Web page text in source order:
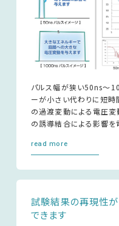
パルス幅が狭い50ns～
ーが小さい代わりに短
の過渡変動による電圧変
の誘導結合による影響を
read more
試験結果の再現性
できます